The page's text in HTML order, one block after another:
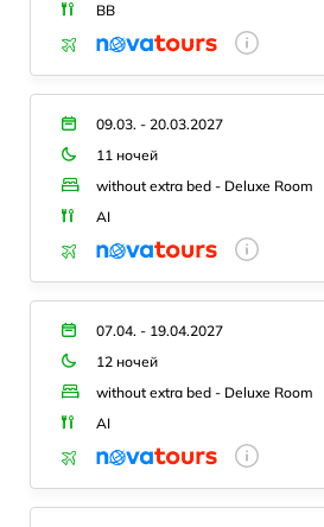
BB
09.03. - 20.03.2027
11 ночей
without extra bed - Deluxe Room
AI
07.04. - 19.04.2027
12 ночей
without extra bed - Deluxe Room
AI